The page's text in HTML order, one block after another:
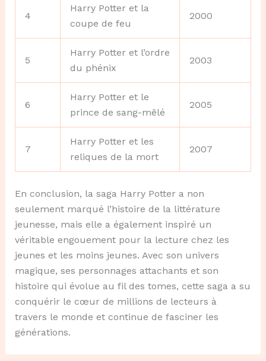
4
Harry Potter et la
coupe de feu
2000
5
Harry Potter et l’ordre
du phénix
2003
6
Harry Potter et le
prince de sang-mêlé
2005
7
Harry Potter et les
reliques de la mort
2007
En conclusion, la saga Harry Potter a non
seulement marqué l’histoire de la littérature
jeunesse, mais elle a également inspiré un
véritable engouement pour la lecture chez les
jeunes et les moins jeunes. Avec son univers
magique, ses personnages attachants et son
histoire qui évolue au fil des tomes, cette saga a su
conquérir le cœur de millions de lecteurs à
travers le monde et continue de fasciner les
générations.